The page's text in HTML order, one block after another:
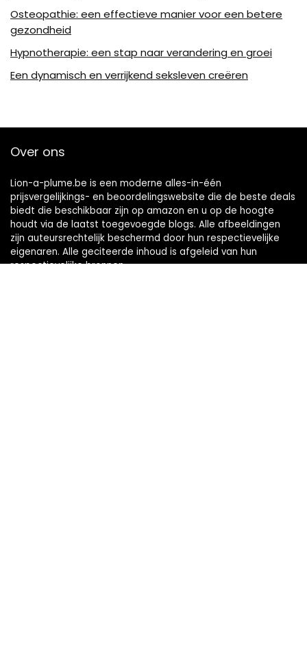
Osteopathie: een effectieve manier voor een betere
gezondheid
Hypnotherapie: een stap naar verandering en groei
Een dynamisch en verrijkend seksleven creëren
Over ons
Lion-a-plume.be is een moderne alles-in-één
prijsvergelijkings- en beoordelingswebsite die de beste deals
biedt die beschikbaar zijn op amazon en u op de hoogte
houdt via de laatst toegevoegde blogs. Alle afbeeldingen
zijn auteursrechtelijk beschermd door hun respectievelijke
eigenaren. Alle geciteerde inhoud is afgeleid van hun
respectievelijke bronnen.